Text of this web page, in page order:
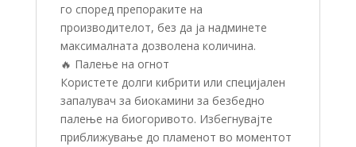
го според препораките на
производителот, без да ја надминете
максималната дозволена количина.
🔥 Палење на огнот
Користете долги кибрити или специјален
запалувач за биокамини за безбедно
палење на биогоривото. Избегнувајте
приближување до пламенот во моментот